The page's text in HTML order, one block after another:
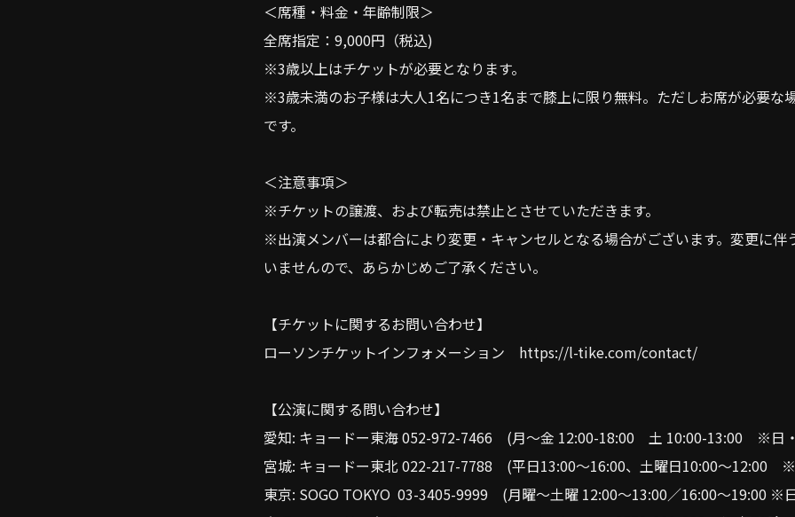
＜席種・料金・年齢制限＞
全席指定：9,000円（税込)
※3歳以上はチケットが必要となります。
※3歳未満のお子様は大人1名につき1名まで膝上に限り無料。ただしお席が必要な
です。
＜注意事項＞
※チケットの譲渡、および転売は禁止とさせていただきます。
※出演メンバーは都合により変更・キャンセルとなる場合がございます。変更に伴
いませんので、あらかじめご了承ください。
【チケットに関するお問い合わせ】
ローソンチケットインフォメーション https://l-tike.com/contact/
【公演に関する問い合わせ】
愛知: キョードー東海 052-972-7466 (月～金 12:00-18:00 土 10:00-13:00 ※日
宮城: キョードー東北 022-217-7788 (平日13:00～16:00、土曜日10:00～12:00
東京: SOGO TOKYO 03-3405-9999 (⽉曜〜⼟曜 12:00〜13:00／16:00〜19:00 ※